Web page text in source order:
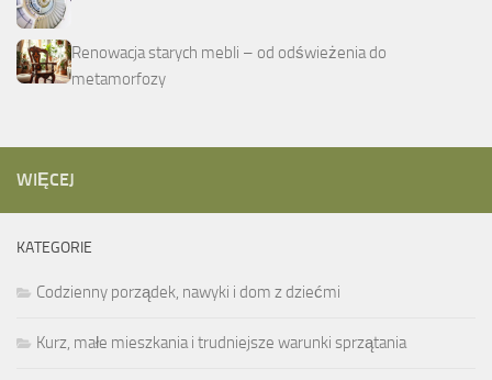
Renowacja starych mebli – od odświeżenia do
metamorfozy
WIĘCEJ
KATEGORIE
Codzienny porządek, nawyki i dom z dziećmi
Kurz, małe mieszkania i trudniejsze warunki sprzątania